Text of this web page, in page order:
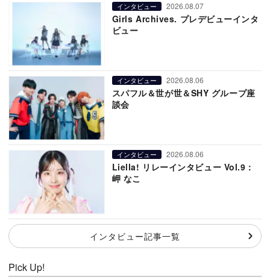
インタビュー 2026.08.07
Girls Archives. プレデビューインタ
ビュー
インタビュー 2026.08.06
スパフル＆世が世＆SHY グループ座
談会
インタビュー 2026.08.06
Liella! リレーインタビュー Vol.9：
岬 なこ
インタビュー記事一覧
Pick Up!